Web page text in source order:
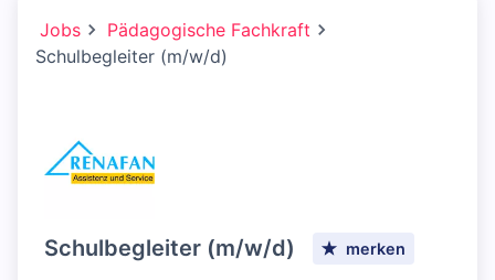
Jobs
Pädagogische Fachkraft
Schulbegleiter (m/w/d)
Schulbegleiter (m/w/d) merken